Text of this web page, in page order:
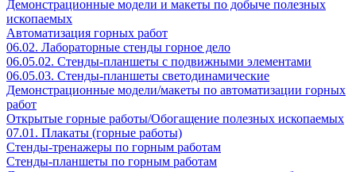
Демонстрационные модели и макеты по добыче полезных
ископаемых
Автоматизация горных работ
06.02. Лабораторные стенды горное дело
06.05.02. Стенды-планшеты с подвижными элементами
06.05.03. Стенды-планшеты светодинамические
Демонстрационные модели/макеты по автоматизации горных
работ
Открытые горные работы/Обогащение полезных ископаемых
07.01. Плакаты (горные работы)
Стенды-тренажеры по горным работам
Стенды-планшеты по горным работам